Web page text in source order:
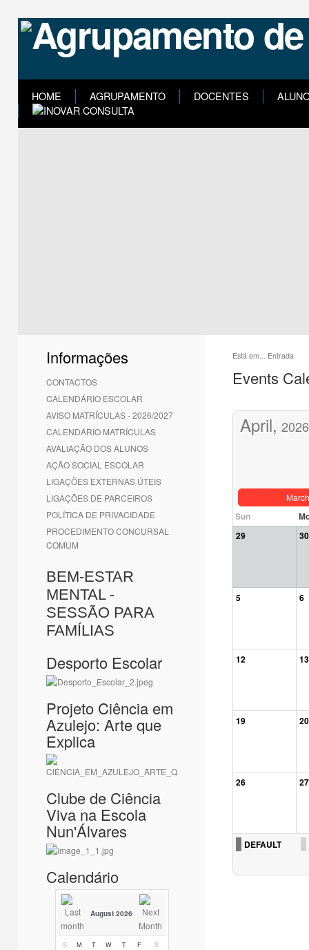
HOME AGRUPAMENTO DOCENTES
Informações
CONTACTOS
CALENDÁRIO ESCOLAR
AVISO MATRÍCULAS - 2026/2027
CALENDÁRIO MATRÍCULAS
AVALIAÇÃO DOS ALUNOS
AÇÃO SOCIAL ESCOLAR
LIGAÇÕES EXTERNAS ÚTEIS
LIGAÇÕES DE PARCEIROS
POLÍTICA DE PRIVACIDADE
PROCEDIMENTO CONCURSAL
COMUM
BEM-ESTAR
MENTAL -
SESSÃO PARA
FAMÍLIAS
Desporto Escolar
Projeto Ciência em
Azulejo: Arte que
Explica
Clube de Ciência
Viva na Escola
Nun'Álvares
Calendário
August 2026
S M T W T F S
Está em... Entrada
Events
April, 2026
March
Sun
29
30
5 6
12 13
19 20
26 27
DEFAULT